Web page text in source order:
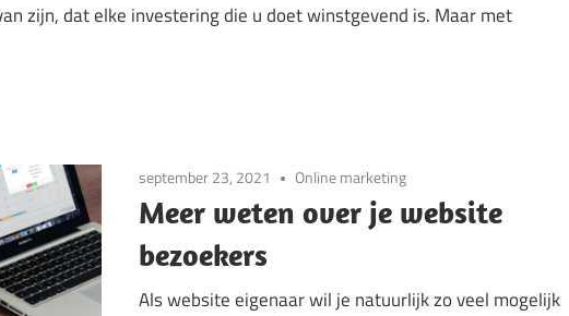
zijn, dat elke investering die u doet winstgevend is. Maar met
september 23, 2021 Online marketing
Meer weten over je website
bezoekers
Als website eigenaar wil je natuurlijk zo veel mogelijk